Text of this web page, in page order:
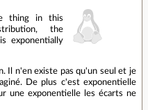
thing in this
the
exponentially
Il n'en existe pas qu'un seul et je
De plus c'est exponentielle
une exponentielle les écarts ne